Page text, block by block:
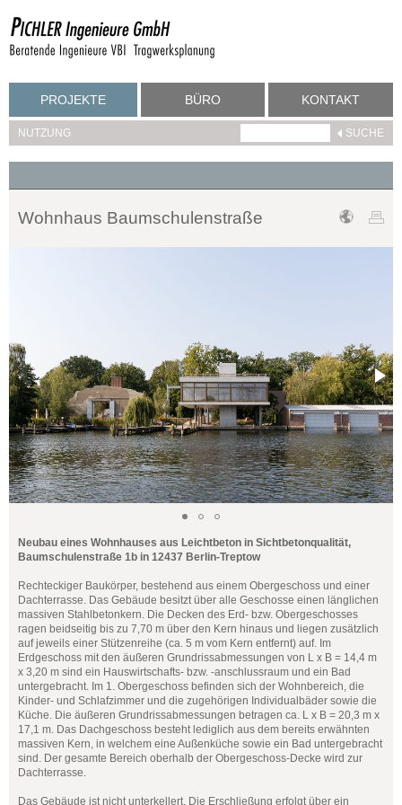
PROJEKTE BÜRO KONTAKT
NUTZUNG
Wohnhaus Baumschulenstraße
Neubau eines Wohnhauses aus Leichtbeton in Sichtbetonqualität,
Baumschulenstraße 1b in 12437 Berlin-Treptow
Rechteckiger Baukörper, bestehend aus einem Obergeschoss und einer
Dachterrasse. Das Gebäude besitzt über alle Geschosse einen länglichen
massiven Stahlbetonkern. Die Decken des Erd- bzw. Obergeschosses
ragen beidseitig bis zu 7,70 m über den Kern hinaus und liegen zusätzlich
auf jeweils einer Stützenreihe (ca. 5 m vom Kern entfernt) auf. Im
Erdgeschoss mit den äußeren Grundrissabmessungen von L x B = 14,4 m
x 3,20 m sind ein Hauswirtschafts- bzw. -anschlussraum und ein Bad
untergebracht. Im 1. Obergeschoss befinden sich der Wohnbereich, die
Kinder- und Schlafzimmer und die zugehörigen Individualbäder sowie die
Küche. Die äußeren Grundrissabmessungen betragen ca. L x B = 20,3 m x
17,1 m. Das Dachgeschoss besteht lediglich aus dem bereits erwähnten
massiven Kern, in welchem eine Außenküche sowie ein Bad untergebracht
sind. Der gesamte Bereich oberhalb der Obergeschoss-Decke wird zur
Dachterrasse.
Das Gebäude ist nicht unterkellert. Die Erschließung erfolgt über ein